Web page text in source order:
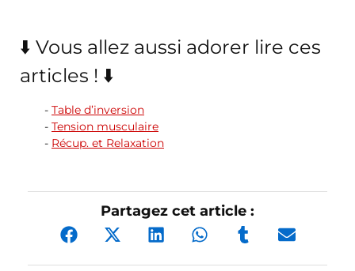
⬇️ Vous allez aussi adorer lire ces
articles ! ⬇️
Table d’inversion
Tension musculaire
Récup. et Relaxation
Partagez cet article :